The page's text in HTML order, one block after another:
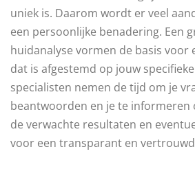
uniek is. Daarom wordt er veel
een persoonlijke benadering. Een
huidanalyse vormen de basis voor
dat is afgestemd op jouw
specialisten nemen de tijd om je
beantwoorden en je te informeren
de verwachte resultaten en
voor een transparant en